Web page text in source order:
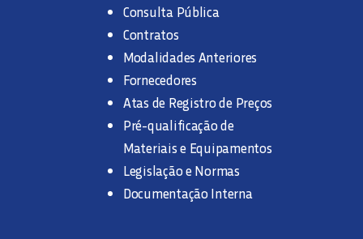
Consulta Pública
Contratos
Modalidades Anteriores
Fornecedores
Atas de Registro de Preços
Pré-qualificação de
Materiais e Equipamentos
Legislação e Normas
Documentação Interna